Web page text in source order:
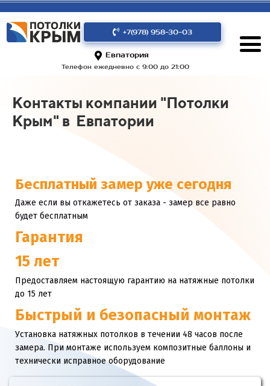
+7(978) 958-30-03
Евпатория
Телефон ежедневно с 9:00 до 21:00
Контакты компании "Потолки
Крым" в Евпатории
Бесплатный замер уже сегодня
Даже если вы откажетесь от заказа - замер все равно
будет бесплатным
Гарантия
15 лет
Предоставляем настоящую гарантию на натяжные потолки
до 15 лет
Быстрый и безопасный монтаж
Установка натяжных потолков в течении 48 часов после
замера. При монтаже используем композитные баллоны и
технически исправное оборудование